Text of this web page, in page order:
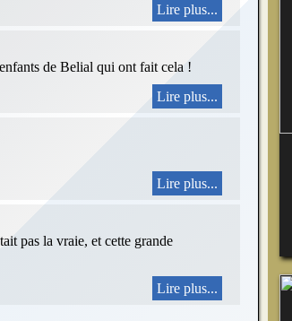
Lire plus...
de Belial qui ont fait cela !
Lire plus...
Lire plus...
pas la vraie, et cette grande
Lire plus...